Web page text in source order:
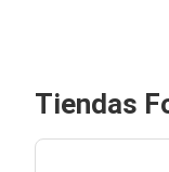
Tiendas